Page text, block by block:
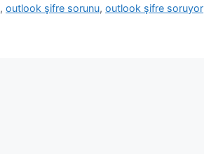
,outlook şifre sorunu,outlook şifre soruyor